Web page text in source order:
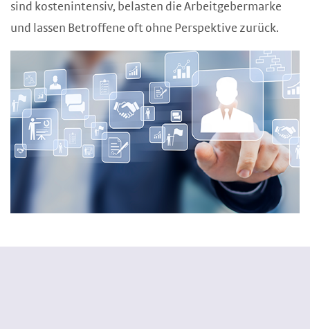
sind kostenintensiv, belasten die Arbeitgebermarke
und lassen Betroffene oft ohne Perspektive zurück.